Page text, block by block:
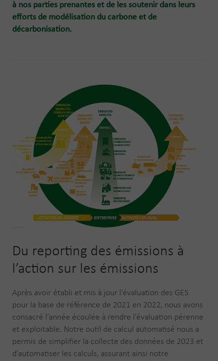
à nos parties prenantes et de les soutenir dans leurs
efforts de modélisation du carbone et de
décarbonisation.
Du reporting des émissions à
l’action sur les émissions
Après avoir établi et mis à jour l’évaluation des GES
pour la base de référence de 2021 en 2022, nous avons
consacré l’année écoulée à rendre l’évaluation pérenne
et exploitable. Notre outil de calcul automatisé nous a
permis de simplifier la collecte des données de 2023 et
d’automatiser les calculs, assurant ainsi notre